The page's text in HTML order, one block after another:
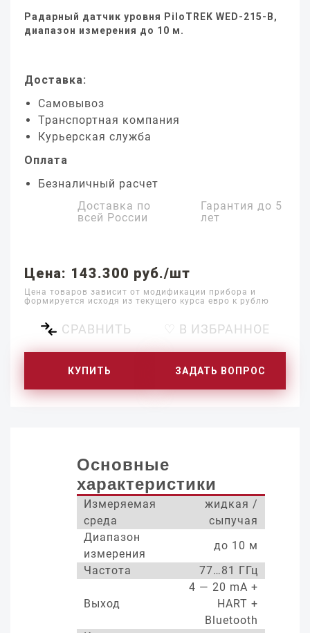
Радарный датчик уровня PiloTREK WED-215-B,
диапазон измерения до 10 м.
Доставка:
Самовывоз
Транспортная компания
Курьерская служба
Оплата
Безналичный расчет
Доставка по
всей России
Гарантия до 5
лет
Цена: 143.300 руб./шт
Цена товаров зависит от модификации прибора и
формируется исходя из текущего курса евро к рублю
СРАВНИТЬ ♡ В ИЗБРАННОЕ
КУПИТЬ ЗАДАТЬ ВОПРОС
Основные
характеристики
Измеряемая
среда
жидкая /
сыпучая
Диапазон
измерения
до 10 м
Частота
77…81 ГГц
Выход
4 — 20 mA +
HART +
Bluetooth